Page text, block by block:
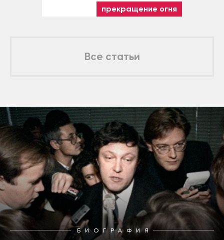
прекращение огня
Все статьи
БИОГРАФИЯ